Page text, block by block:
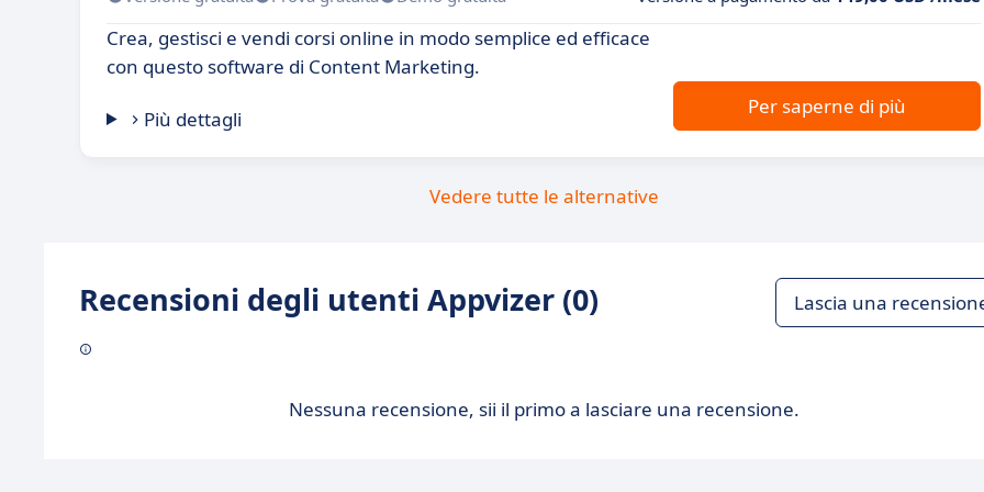
Crea, gestisci e vendi corsi online in modo semplice ed efficace
con questo software di Content Marketing.
Più dettagli
Per saperne di più
Vedere tutte le alternative
Recensioni degli utenti Appvizer (0) Lascia una
Nessuna recensione, sii il primo a lasciare una recensione.